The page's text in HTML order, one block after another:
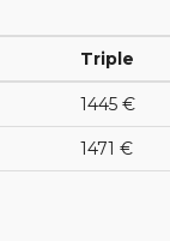
Triple
1445 €
1471 €